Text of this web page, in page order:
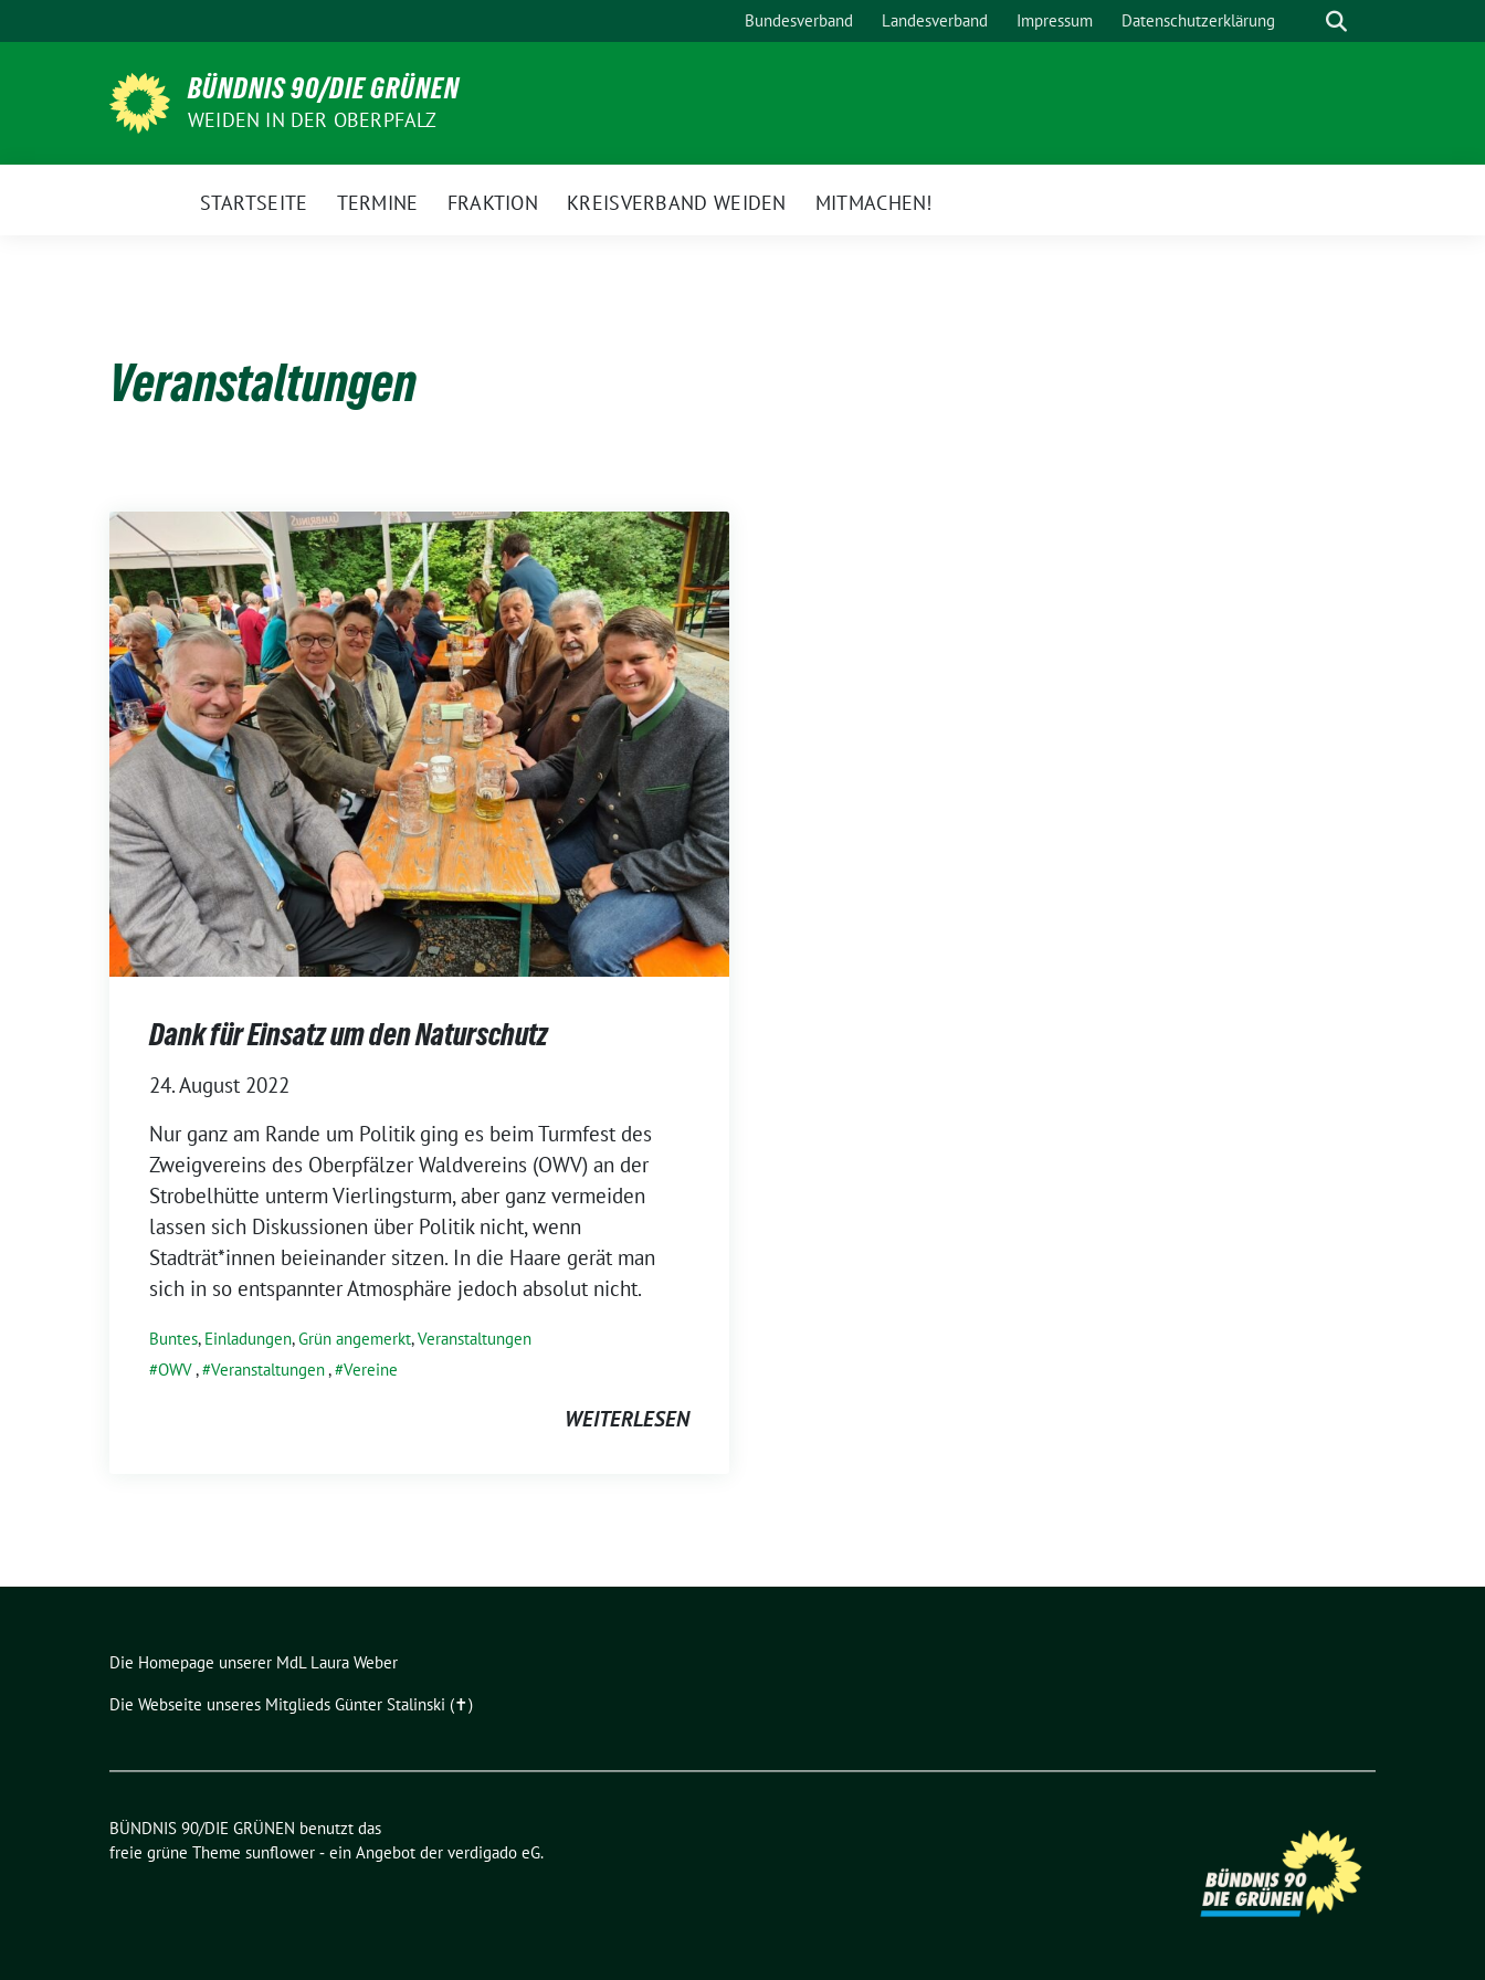
zum
Bundesverband Landesverband Impressum Datenschutzerklärung Suche
BÜNDNIS 90/DIE GRÜNEN
WEIDEN IN DER OBERPFALZ
STARTSEITE TERMINE FRAKTION KREISVERBAND WEIDEN MITMACHEN!
Veranstaltungen
Dank für Einsatz um den Naturschutz
24. August 2022
Nur ganz am Rande um Politik ging es beim Turmfest des
Zweigvereins des Oberpfälzer Waldvereins (OWV) an der
Strobelhütte unterm Vierlingsturm, aber ganz vermeiden
lassen sich Diskussionen über Politik nicht, wenn
Stadträt*innen beieinander sitzen. In die Haare gerät man
sich in so entspannter Atmosphäre jedoch absolut nicht.
Buntes, Einladungen,Grün angemerkt,Veranstaltungen
OWV, Veranstaltungen, Vereine
WEITERLESEN
Die Homepage unserer MdL Laura Weber
Die Webseite unseres Mitglieds Günter Stalinski (✝︎)
BÜNDNIS 90/DIE GRÜNEN benutzt das
freie grüne Theme sunflower ‐ ein Angebot der verdigado eG.